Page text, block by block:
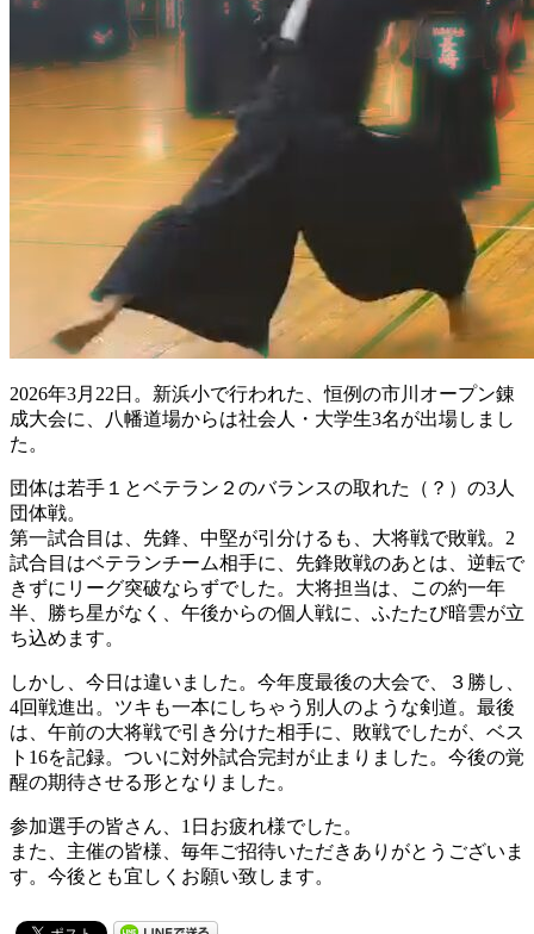
2026年3月22日。新浜小で行われた、恒例の市川オープン錬
成大会に、八幡道場からは社会人・大学生3名が出場しまし
た。
団体は若手１とベテラン２のバランスの取れた（？）の3人
団体戦。
第一試合目は、先鋒、中堅が引分けるも、大将戦で敗戦。2
試合目はベテランチーム相手に、先鋒敗戦のあとは、逆転で
きずにリーグ突破ならずでした。大将担当は、この約一年
半、勝ち星がなく、午後からの個人戦に、ふたたび暗雲が立
ち込めます。
しかし、今日は違いました。今年度最後の大会で、３勝し、
4回戦進出。ツキも一本にしちゃう別人のような剣道。最後
は、午前の大将戦で引き分けた相手に、敗戦でしたが、ベス
ト16を記録。ついに対外試合完封が止まりました。今後の覚
醒の期待させる形となりました。
参加選手の皆さん、1日お疲れ様でした。
また、主催の皆様、毎年ご招待いただきありがとうございま
す。今後とも宜しくお願い致します。